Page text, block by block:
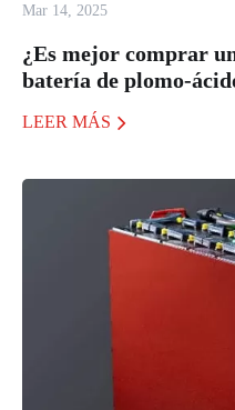
Mar 14, 2025
¿Es mejor comprar
batería de plomo-
LEER MÁS